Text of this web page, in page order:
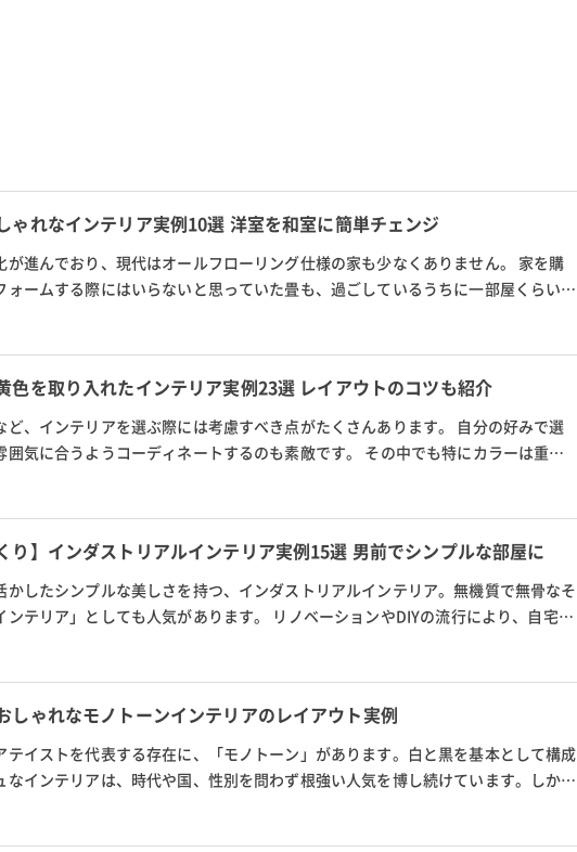
ゃれなインテリア実例10選 洋室を和室に簡単チェンジ
が進んでおり、現代はオールフローリング仕様の家も少なくありません。 家を購
ォームする際にはいらないと思っていた畳も、過ごしているうちに一部屋くらいは
角に畳コーナーがあればと望む...
色を取り入れたインテリア実例23選 レイアウトのコツも紹介
ど、インテリアを選ぶ際には考慮すべき点がたくさんあります。 自分の好みで選
囲気に合うようコーディネートするのも素敵です。 その中でも特にカラーは重要
デザインが同じでもカラーが異...
り】インダストリアルインテリア実例15選 男前でシンプルな部屋に
かしたシンプルな美しさを持つ、インダストリアルインテリア。無機質で無骨なそ
ンテリア」としても人気があります。 リノベーションやDIYの流行により、自宅を
多い中、インダストリアルイ...
しゃれなモノトーンインテリアのレイアウト実例
テイストを代表する存在に、「モノトーン」があります。白と黒を基本として構成
なインテリアは、時代や国、性別を問わず根強い人気を博し続けています。しか
り入れようと思っても、ポイン...